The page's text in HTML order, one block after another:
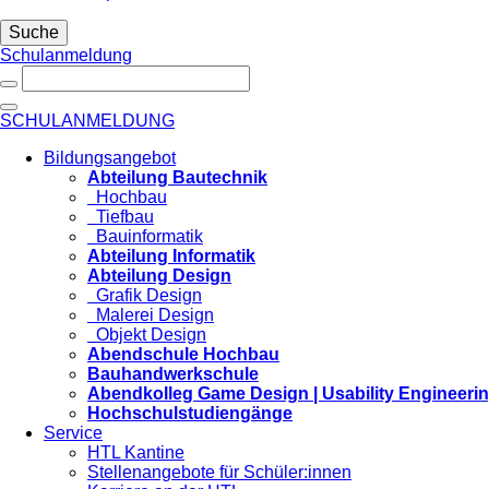
Suche
Schulanmeldung
SCHULANMELDUNG
Bildungsangebot
Abteilung Bautechnik
Hochbau
Tiefbau
Bauinformatik
Abteilung Informatik
Abteilung Design
Grafik Design
Malerei Design
Objekt Design
Abendschule Hochbau
Bauhandwerkschule
Abendkolleg Game Design | Usability
Hochschulstudiengänge
Service
HTL Kantine
Stellenangebote für Schüler:innen